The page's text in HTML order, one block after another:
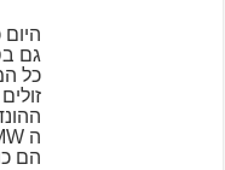
גם
כל
ה BMW הגרמני של היום
הם